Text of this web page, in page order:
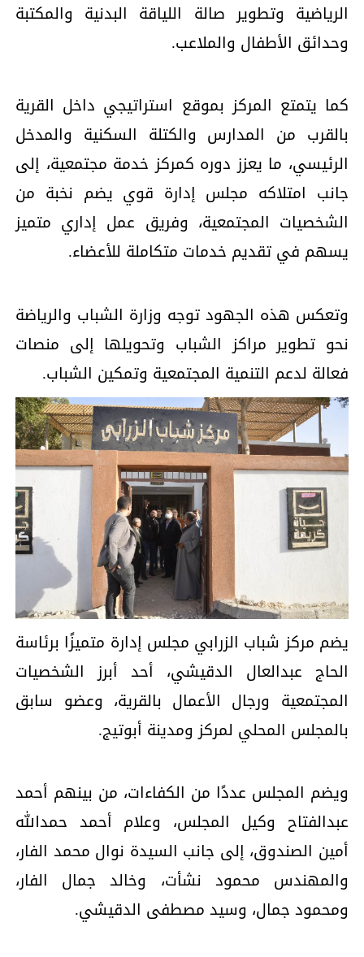
الرياضية وتطوير صالة اللياقة البدنية والمكتبة
وحدائق الأطفال والملاعب.
كما يتمتع المركز بموقع استراتيجي داخل القرية
بالقرب من المدارس والكتلة السكنية والمدخل
الرئيسي، ما يعزز دوره كمركز خدمة مجتمعية، إلى
جانب امتلاكه مجلس إدارة قوي يضم نخبة من
الشخصيات المجتمعية، وفريق عمل إداري متميز
يسهم في تقديم خدمات متكاملة للأعضاء.
وتعكس هذه الجهود توجه وزارة الشباب والرياضة
نحو تطوير مراكز الشباب وتحويلها إلى منصات
فعالة لدعم التنمية المجتمعية وتمكين الشباب.
يضم مركز شباب الزرابي مجلس إدارة متميزًا برئاسة
الحاج عبدالعال الدقيشي، أحد أبرز الشخصيات
المجتمعية ورجال الأعمال بالقرية، وعضو سابق
بالمجلس المحلي لمركز ومدينة أبوتيج.
ويضم المجلس عددًا من الكفاءات، من بينهم أحمد
عبدالفتاح وكيل المجلس، وعلام أحمد حمدالله
أمين الصندوق، إلى جانب السيدة نوال محمد الفار،
والمهندس محمود نشأت، وخالد جمال الفار،
ومحمود جمال، وسيد مصطفى الدقيشي.